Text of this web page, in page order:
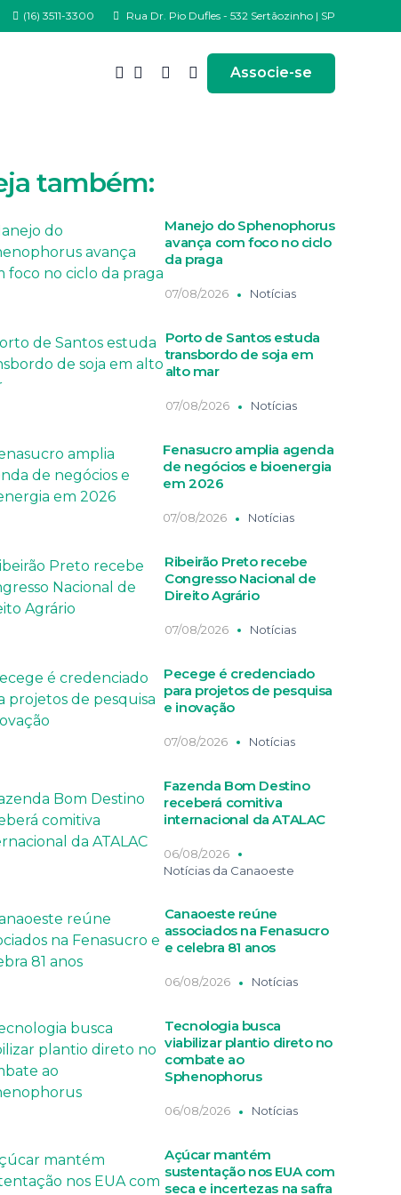
(16) 3511-3300 Rua Dr. Pio Dufles - 532 Sertãozinho | SP
Associe-se
também:
Manejo do Sphenophorus
avança com foco no ciclo
da praga
07/08/2026 Notícias
Porto de Santos estuda
transbordo de soja em
alto mar
07/08/2026 Notícias
Fenasucro amplia agenda
de negócios e bioenergia
em 2026
07/08/2026 Notícias
Ribeirão Preto recebe
Congresso Nacional de
Direito Agrário
07/08/2026 Notícias
Pecege é credenciado
para projetos de pesquisa
e inovação
07/08/2026 Notícias
Fazenda Bom Destino
receberá comitiva
internacional da ATALAC
06/08/2026
Notícias da Canaoeste
Canaoeste reúne
associados na Fenasucro
e celebra 81 anos
06/08/2026 Notícias
Tecnologia busca
viabilizar plantio direto no
combate ao
Sphenophorus
06/08/2026 Notícias
Açúcar mantém
sustentação nos EUA com
seca e incertezas na safra